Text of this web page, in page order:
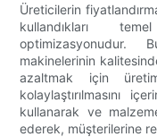
Üreticilerin
kullandıkları
makinelerinin
azaltmak için
kolaylaştırılmasını
kullanarak ve
ederek, müşterilerine